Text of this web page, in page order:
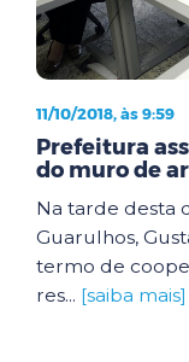
11/10/2018, às 9:59
Prefeitura
do muro de
Na tarde desta
Guarulhos,
termo de
res... [saiba mais]